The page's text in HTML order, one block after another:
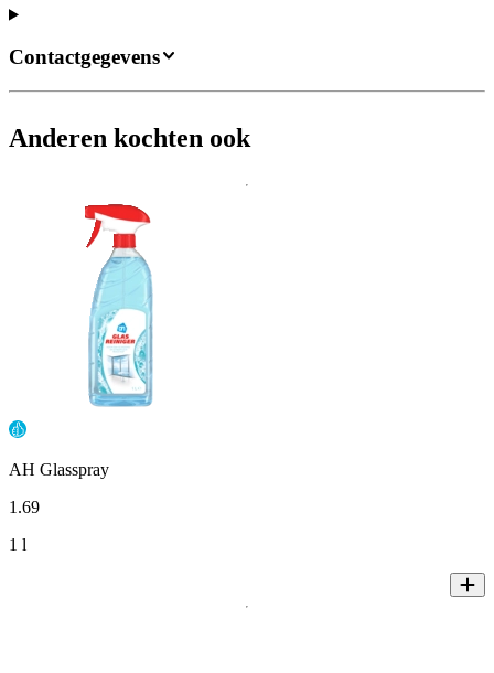
Contactgegevens
Anderen kochten ook
AH Glasspray
1 .69
1 l